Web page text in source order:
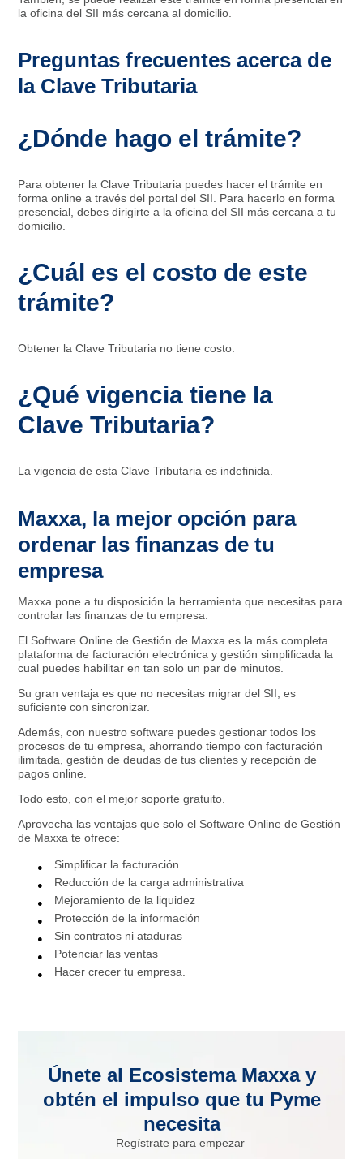
la oficina del SII más cercana al domicilio.
Preguntas frecuentes acerca de
la Clave Tributaria
¿Dónde hago el trámite?
Para obtener la Clave Tributaria puedes hacer el trámite en
forma online a través del portal del SII. Para hacerlo en forma
presencial, debes dirigirte a la oficina del SII más cercana a tu
domicilio.
¿Cuál es el costo de este
trámite?
Obtener la Clave Tributaria no tiene costo.
¿Qué vigencia tiene la
Clave Tributaria?
La vigencia de esta Clave Tributaria es indefinida.
Maxxa, la mejor opción para
ordenar las finanzas de tu
empresa
Maxxa pone a tu disposición la herramienta que necesitas para
controlar las finanzas de tu empresa.
El Software Online de Gestión de Maxxa es la más completa
plataforma de facturación electrónica y gestión simplificada la
cual puedes habilitar en tan solo un par de minutos.
Su gran ventaja es que no necesitas migrar del SII, es
suficiente con sincronizar.
Además, con nuestro software puedes gestionar todos los
procesos de tu empresa, ahorrando tiempo con facturación
ilimitada, gestión de deudas de tus clientes y recepción de
pagos online.
Todo esto, con el mejor soporte gratuito.
Aprovecha las ventajas que solo el Software Online de Gestión
de Maxxa te ofrece:
Simplificar la facturación
Reducción de la carga administrativa
Mejoramiento de la liquidez
Protección de la información
Sin contratos ni ataduras
Potenciar las ventas
Hacer crecer tu empresa.
Únete al Ecosistema Maxxa y
obtén el impulso que tu Pyme
necesita
Regístrate para empezar